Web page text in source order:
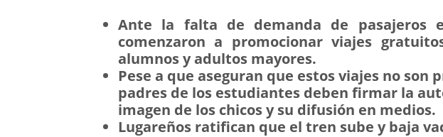
Ante la falta de demanda de pasajeros
comenzaron a promocionar viajes
alumnos y adultos mayores.
Pese a que aseguran que estos viajes no son
padres de los estudiantes deben firmar la
imagen de los chicos y su difusión en medios.
Lugareños ratifican que el tren sube y baja